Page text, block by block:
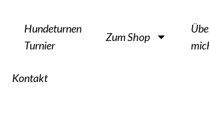
Hundeturnen
Turnier
Zum Shop
Kontakt